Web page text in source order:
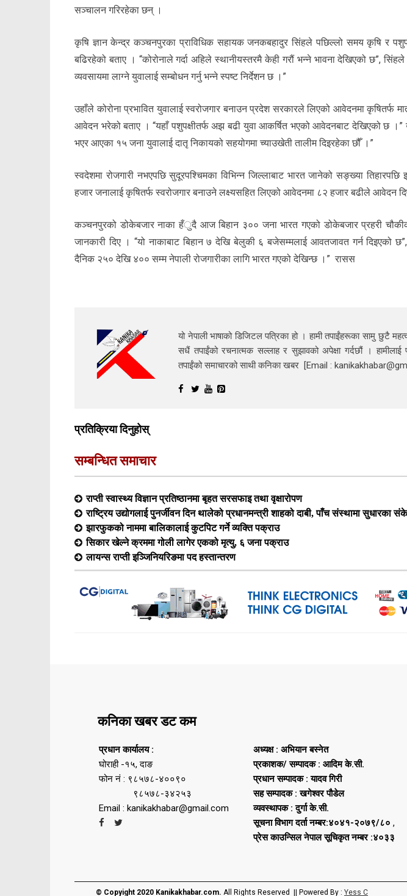
सञ्चालन गरिरहेका छन् ।
कृषि ज्ञान केन्द्र कञ्चनपुरका प्राविधिक सहायक जनकबहादुर सिंहले पछिल्लो समय कृषि र
बढिरहेको बताए । “कोरोनाले गर्दा अहिले स्थानीयस्तरमै केही गरौं भन्ने भावना देखिएको छ”,
व्यवसायमा लाग्ने युवालाई सम्बोधन गर्नु भन्ने स्पष्ट निर्देशन छ ।”
उहाँले कोरोना प्रभावित युवालाई स्वरोजगार बनाउन प्रदेश सरकारले लिएको आवेदनमा कृषितर्फ
आवेदन भरेको बताए । “यहाँ पशुपक्षीतर्फ अझ बढी युवा आकर्षित भएको आवेदनबाट देखिएको छ ।”
भएर आएका १५ जना युवालाई दातृ निकायको सहयोगमा च्याउखेती तालीम दिइरहेका छौँ ।”
स्वदेशमा रोजगारी नभएपछि सुदूरपश्चिमका विभिन्न जिल्लाबाट भारत जानेको सङ्ख्या
हजार जनालाई कृषितर्फ स्वरोजगार बनाउने लक्ष्यसहित लिएको आवेदनमा ८२ हजार बढीले आवेदन
कञ्चनपुरको डोकेबजार नाका हँुदै आज बिहान ३०० जना भारत गएको डोकेबजार प्रहरी
जानकारी दिए । “यो नाकाबाट बिहान ७ देखि बेलुकी ६ बजेसम्मलाई आवतजावत गर्न दिइएको
दैनिक २५० देखि ४०० सम्म नेपाली रोजगारीका लागि भारत गएको देखिन्छ ।” रासस
यो नेपाली भाषाको डिजिटल पत्रिका हो । हामी तपाईंहरूका सामु छुटै
सधैं तपाईंको रचनात्मक सल्लाह र सुझावको अपेक्षा गर्दछौं ।
तपाईंको समाचारको साथी कनिका खबर [Email :
प्रतिक्रिया दिनुहोस्
सम्बन्धित समाचार
राप्ती स्वास्थ्य विज्ञान प्रतिष्ठानमा बृहत सरसफाइ तथा वृक्षारोपण
राष्ट्रिय उद्योगलाई पुनर्जीवन दिन थालेको प्रधानमन्त्री शाहको दाबी, पाँच संस्थामा सुधारका
झारफुकको नाममा बालिकालाई कुटपिट गर्ने व्यक्ति पक्राउ
सिकार खेल्ने क्रममा गोली लागेर एकको मृत्यु, ६ जना पक्राउ
लायन्स राप्ती इञ्जिनियरिङमा पद हस्तान्तरण
कनिका खबर डट कम
प्रधान कार्यालय :
घोराही -१५, दाङ
फोन नं : ९८५७८-४००९०
९८५७८-३४२५३
Email : kanikakhabar@gmail.com
अध्यक्ष : अभियान बस्नेत
प्रकाशक/ सम्पादक : आदिम के.सी.
प्रधान सम्पादक : यादव गिरी
सह सम्पादक : खगेश्वर पौडेल
व्यवस्थापक : दुर्गा के.सी.
सूचना विभाग दर्ता नम्बर:४०४१-२०७९/८० ,
प्रेस काउन्सिल नेपाल सूचिकृत नम्बर :४०३३
© Copyight 2020 Kanikakhabar.com. All Rights Reserved || Powered By : Yess C